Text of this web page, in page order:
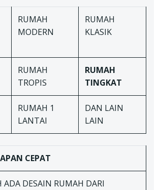
RUMAH
MODERN
RUMAH
KLASIK
RUMAH
TROPIS
RUMAH
TINGKAT
RUMAH 1
LANTAI
DAN LAIN
LAIN
CEPAT
ADA DESAIN RUMAH DARI